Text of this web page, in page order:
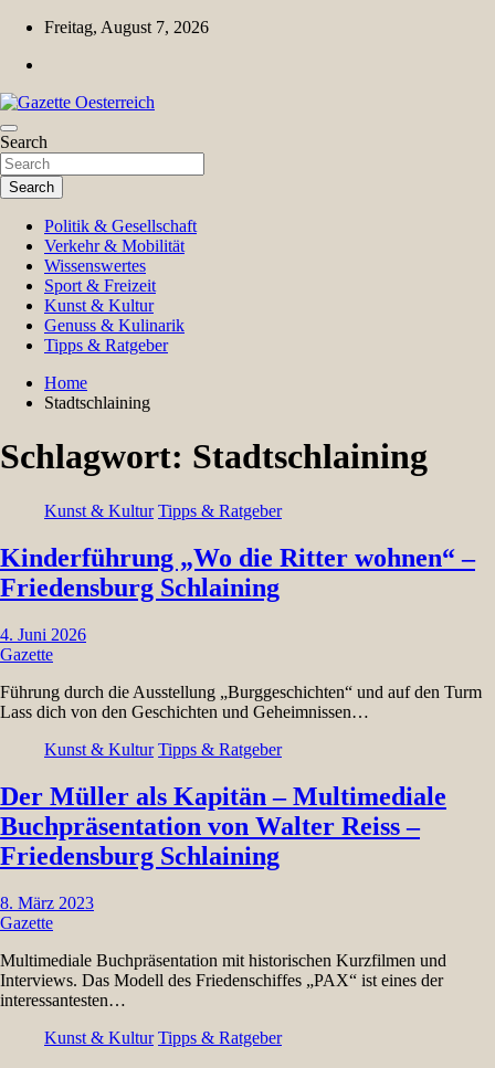
Skip
content
Freitag, August 7, 2026
Gazette Oesterreich
Magazin für Freizeit, Politik, Kultur & Wissenschaft
Search
Search
Politik & Gesellschaft
Verkehr & Mobilität
Wissenswertes
Sport & Freizeit
Kunst & Kultur
Genuss & Kulinarik
Tipps & Ratgeber
Home
Stadtschlaining
Schlagwort: Stadtschlaining
Kunst & Kultur Tipps & Ratgeber
Kinderführung „Wo die Ritter wohnen“ –
Friedensburg Schlaining
4. Juni 2026
Gazette
Führung durch die Ausstellung „Burggeschichten“ und auf den Turm
Lass dich von den Geschichten und Geheimnissen…
Kunst & Kultur Tipps & Ratgeber
Der Müller als Kapitän – Multimediale
Buchpräsentation von Walter Reiss –
Friedensburg Schlaining
8. März 2023
Gazette
Multimediale Buchpräsentation mit historischen Kurzfilmen und
Interviews. Das Modell des Friedenschiffes „PAX“ ist eines der
interessantesten…
Kunst & Kultur Tipps & Ratgeber